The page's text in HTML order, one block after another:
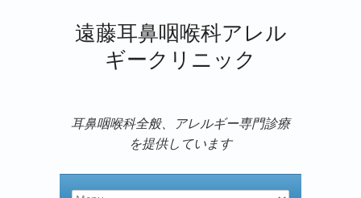
遠藤耳鼻咽喉科アレル
ギークリニック
耳鼻咽喉科全般、アレルギー専門診療
を提供しています